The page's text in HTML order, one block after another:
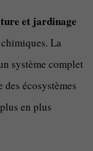
et jardinage
La
système complet
écosystèmes
en plus